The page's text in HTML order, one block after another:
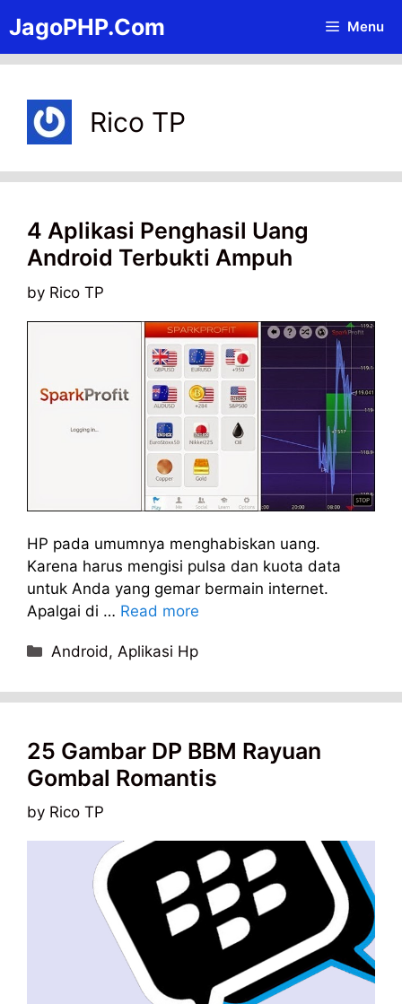
to
content
JagoPHP.Com Menu
Rico TP
4 Aplikasi Penghasil Uang
Android Terbukti Ampuh
by Rico TP
HP pada umumnya menghabiskan uang.
Karena harus mengisi pulsa dan kuota data
untuk Anda yang gemar bermain internet.
Apalgai di … Read more
Categories
Android, Aplikasi Hp
25 Gambar DP BBM Rayuan
Gombal Romantis
by Rico TP